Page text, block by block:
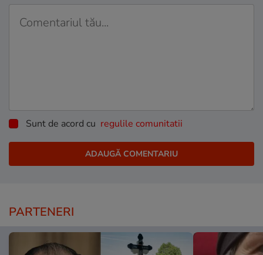
Sunt de acord cu regulile comunitatii
PARTENERI